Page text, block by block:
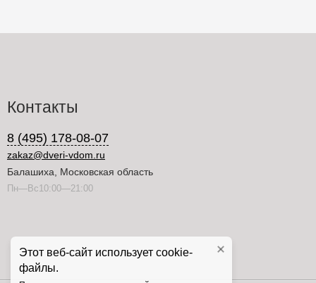
Контакты
8 (495) 178-08-07
zakaz@dveri-vdom.ru
Балашиха, Московская область
Пн—Вс10:00—21:00
Этот веб-сайт использует cookie-
файлы.